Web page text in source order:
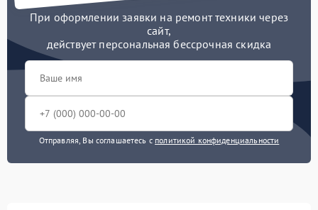
При оформлении заявки на ремонт техники через
сайт,
действует персональная бессрочная скидка
Отправляя, Вы соглашаетесь с политикой конфиденциальности